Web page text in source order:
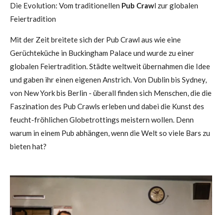
Die Evolution: Vom traditionellen Pub Crawl zur globalen
Feiertradition
Mit der Zeit breitete sich der Pub Crawl aus wie eine
Gerüchteküche in Buckingham Palace und wurde zu einer
globalen Feiertradition. Städte weltweit übernahmen die Idee
und gaben ihr einen eigenen Anstrich. Von Dublin bis Sydney,
von New York bis Berlin - überall finden sich Menschen, die die
Faszination des Pub Crawls erleben und dabei die Kunst des
feucht-fröhlichen Globetrottings meistern wollen. Denn
warum in einem Pub abhängen, wenn die Welt so viele Bars zu
bieten hat?